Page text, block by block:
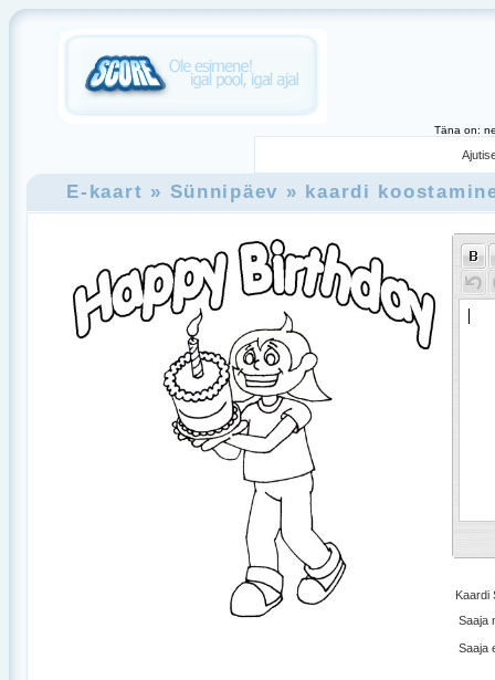
Täna on:
E-kaart » Sünnipäev » kaardi
Kaardi
Saaja
Saaja